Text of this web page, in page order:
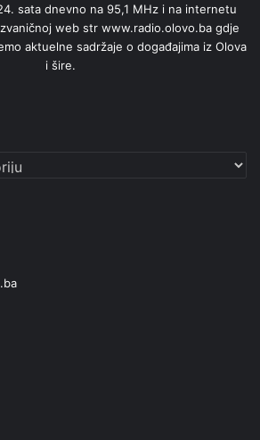
sata dnevno na 95,1 MHz i na internetu
web str www.radio.olovo.ba gdje
aktuelne sadržaje o događajima iz Olova
i šire.